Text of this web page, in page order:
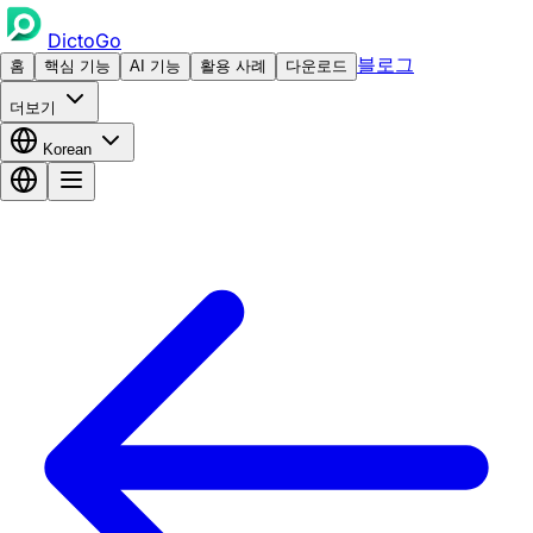
DictoGo
홈 핵심 기능 AI 기능 활용 사례 다운로드 블로그
더보기
Korean